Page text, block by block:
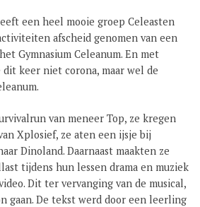
ONDERWIJS
/ JONG CELEANUM
een heel mooie groep Celeasten
afscheid genomen van een
Gymnasium Celeanum. En met
keer niet corona, maar wel de
van meneer Top, ze kregen
Xplosief, ze aten een ijsje bij
Dinoland. Daarnaast maakten ze
tijdens hun lessen drama en muziek
Dit ter vervanging van de musical,
gaan. De tekst werd door een leerling